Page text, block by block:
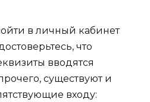
в личный кабинет
что
вводятся
существуют и
входу: